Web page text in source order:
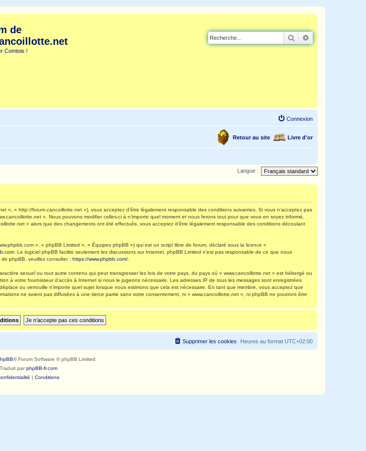
de
Comtois !
Rechercher
Connexion
Livre d'or
Retour au site
Langue :
« http://forum.cancoillotte.net »), vous acceptez d’être légalement responsable des conditions suivantes. Si vous n’acceptez pas
». Nous pouvons modifier celles-ci à n’importe quel moment et nous ferons tout pour que vous en soyez informé,
» alors que des changements ont été effectués, vous acceptez d’être légalement responsable des conditions découlant
», « phpBB Limited », « Équipes phpBB ») qui est un script libre de forum, déclaré sous la licence «
. Le logiciel phpBB facilite seulement les discussions sur Internet. phpBB Limited n’est pas responsable de ce que nous
phpBB, veuillez consulter : https://www.phpbb.com/
sexuel ou tout autre contenu qui peut transgresser les lois de votre pays, du pays où « www.cancoillotte.net » est hébergé ou
à votre fournisseur d’accès à Internet si nous le jugeons nécessaire. Les adresses IP de tous les messages sont enregistrées
ou verrouille n’importe quel sujet lorsque nous estimons que cela est nécessaire. En tant que membre, vous acceptez que
ne soient pas diffusées à une tierce partie sans votre consentement, ni « www.cancoillotte.net », ni phpBB ne pourront être
Heures au format UTC+02:00
Supprimer les cookies
® Forum Software © phpBB Limited
Traduit parphpBB-fr.com
| Conditions